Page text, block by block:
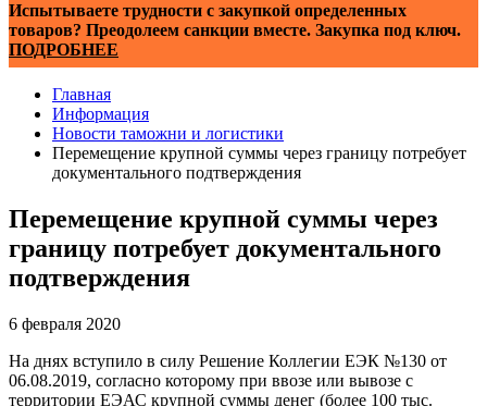
Испытываете трудности с закупкой определенных
товаров? Преодолеем санкции вместе. Закупка под ключ.
ПОДРОБНЕЕ
Главная
Информация
Новости таможни и логистики
Перемещение крупной суммы через границу потребует
документального подтверждения
Перемещение крупной суммы через
границу потребует документального
подтверждения
6 февраля 2020
На днях вступило в силу Решение Коллегии ЕЭК №130 от
06.08.2019, согласно которому при ввозе или вывозе с
территории ЕЭАС крупной суммы денег (более 100 тыс.